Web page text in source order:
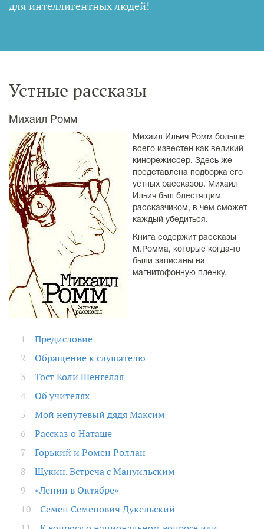
для интеллигентных людей!
Устные рассказы
Михаил Ромм
Михаил Ильич Ромм больше
всего известен как великий
кинорежиссер. Здесь же
представлена подборка его
устных рассказов. Михаил
Ильич был блестящим
рассказчиком, в чем сможет
каждый убедиться.
Книга содержит рассказы
М.Ромма, которые когда-то
были записаны на
магнитофонную пленку.
Предисловие
Обращение к слушателю
Тост Коли Шенгелая
Об учителях
Мой непутевый дядя Максим
Рассказ о Наташе
Горький и Ромен Роллан
Щукин. Встреча с Мануильским
«Ленин в Октябре»
Семен Семенович Дукельский